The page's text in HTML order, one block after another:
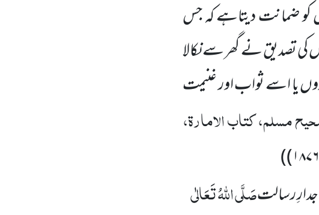
کو ضمانت دیتاہے کہ جس
کی تصدیق نے گھر سے نکالا
یا اسے ثواب اور غنیمت
مسلم، کتاب الامارۃ،
)
رسالتصَلَّی اللہُ تَعَالٰی